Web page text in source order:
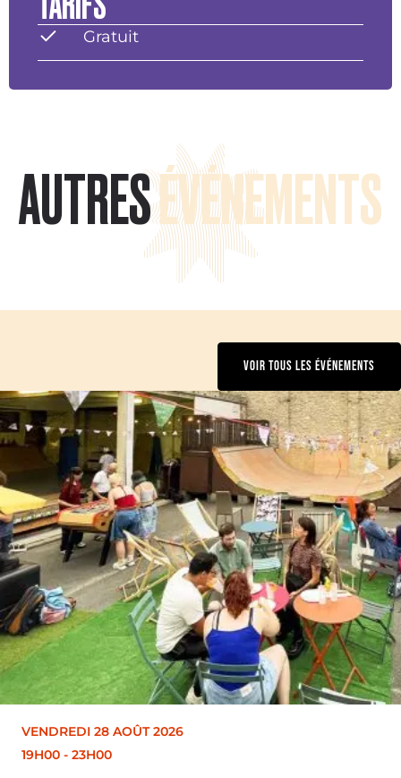
Gratuit
AUTRESÉVÉNEMENTS
VOIR TOUS LES ÉVÉNEMENTS
VENDREDI 28 AOÛT 2026
19H30